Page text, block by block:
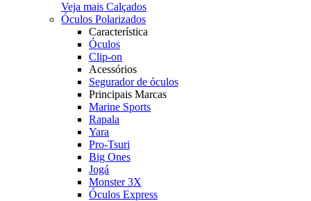
Veja mais Calçados
Óculos Polarizados
Característica
Óculos
Clip-on
Acessórios
Segurador de óculos
Principais Marcas
Marine Sports
Rapala
Yara
Pro-Tsuri
Big Ones
Jogá
Monster 3X
Óculos Express